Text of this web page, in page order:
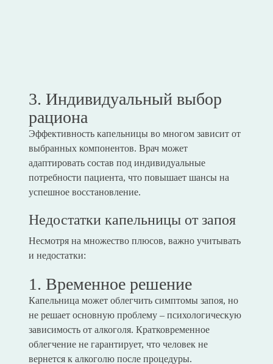
3. Индивидуальный выбор
рациона
Эффективность капельницы во многом зависит от
выбранных компонентов. Врач может
адаптировать состав под индивидуальные
потребности пациента, что повышает шансы на
успешное восстановление.
Недостатки капельницы от запоя
Несмотря на множество плюсов, важно учитывать
и недостатки:
1. Временное решение
Капельница может облегчить симптомы запоя, но
не решает основную проблему – психологическую
зависимость от алкоголя. Кратковременное
облегчение не гарантирует, что человек не
вернется к алкоголю после процедуры.